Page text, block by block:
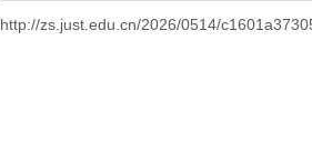
http://zs.just.edu.cn/2026/0514/